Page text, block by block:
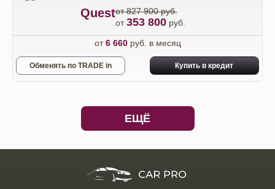
Questот 827 900 руб.
от353 800руб.
от6 660руб. в месяц
Обменять по TRADE in Купить в кредит
ЕЩЁ